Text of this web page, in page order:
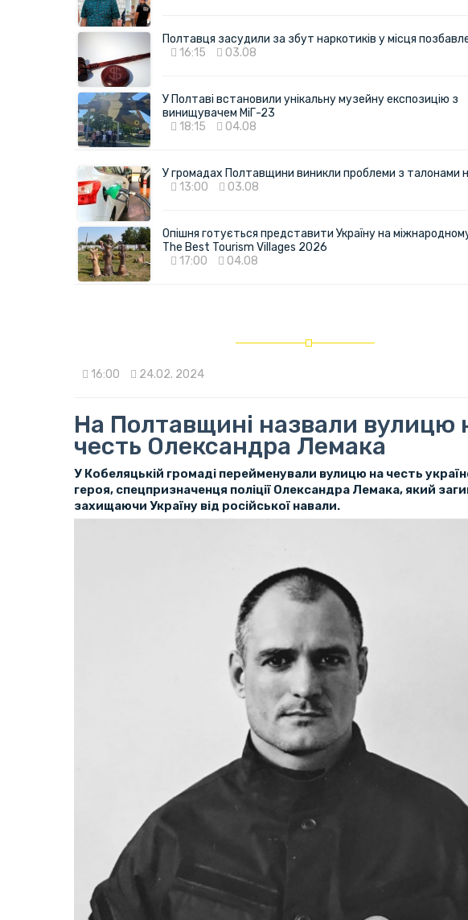
Полтавця засудили за збут наркотиків у місця
16:15
03.08
У Полтаві встановили унікальну музейну експозицію з
винищувачем МіГ-23
18:15
04.08
У громадах Полтавщини виникли проблеми з талонами
13:00
03.08
Опішня готується представити Україну на
The Best Tourism Villages 2026
17:00
04.08
16:00 24.02. 2024
На Полтавщині назвали вулицю
честь Олександра Лемака
У Кобеляцькій громаді перейменували вулицю на честь
героя, спецпризначенця поліції Олександра Лемака, який
захищаючи Україну від російської навали.